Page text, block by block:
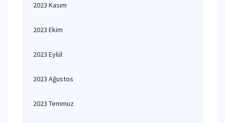
2023 Kasım
2023 Ekim
2023 Eylül
2023 Ağustos
2023 Temmuz